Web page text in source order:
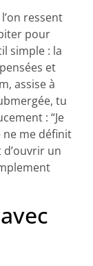
ressent
pour
simple : la
et
assise à
tu
: “Je
ne me définit
un